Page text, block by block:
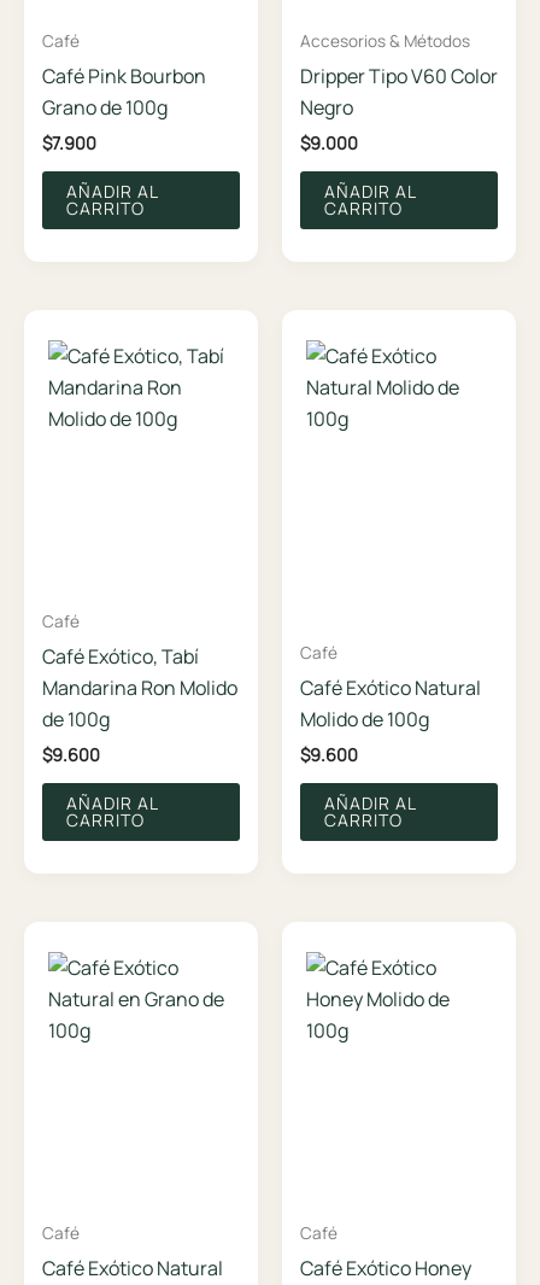
Café
Café Pink Bourbon
Grano de 100g
$7.900
AÑADIR AL
CARRITO
Accesorios & Métodos
Dripper Tipo V60 Color
Negro
$9.000
AÑADIR AL
CARRITO
Café
Café Exótico, Tabí
Mandarina Ron Molido
de 100g
$9.600
AÑADIR AL
CARRITO
Café
Café Exótico Natural
Molido de 100g
$9.600
AÑADIR AL
CARRITO
Café
Café Exótico Natural
Café
Café Exótico Honey